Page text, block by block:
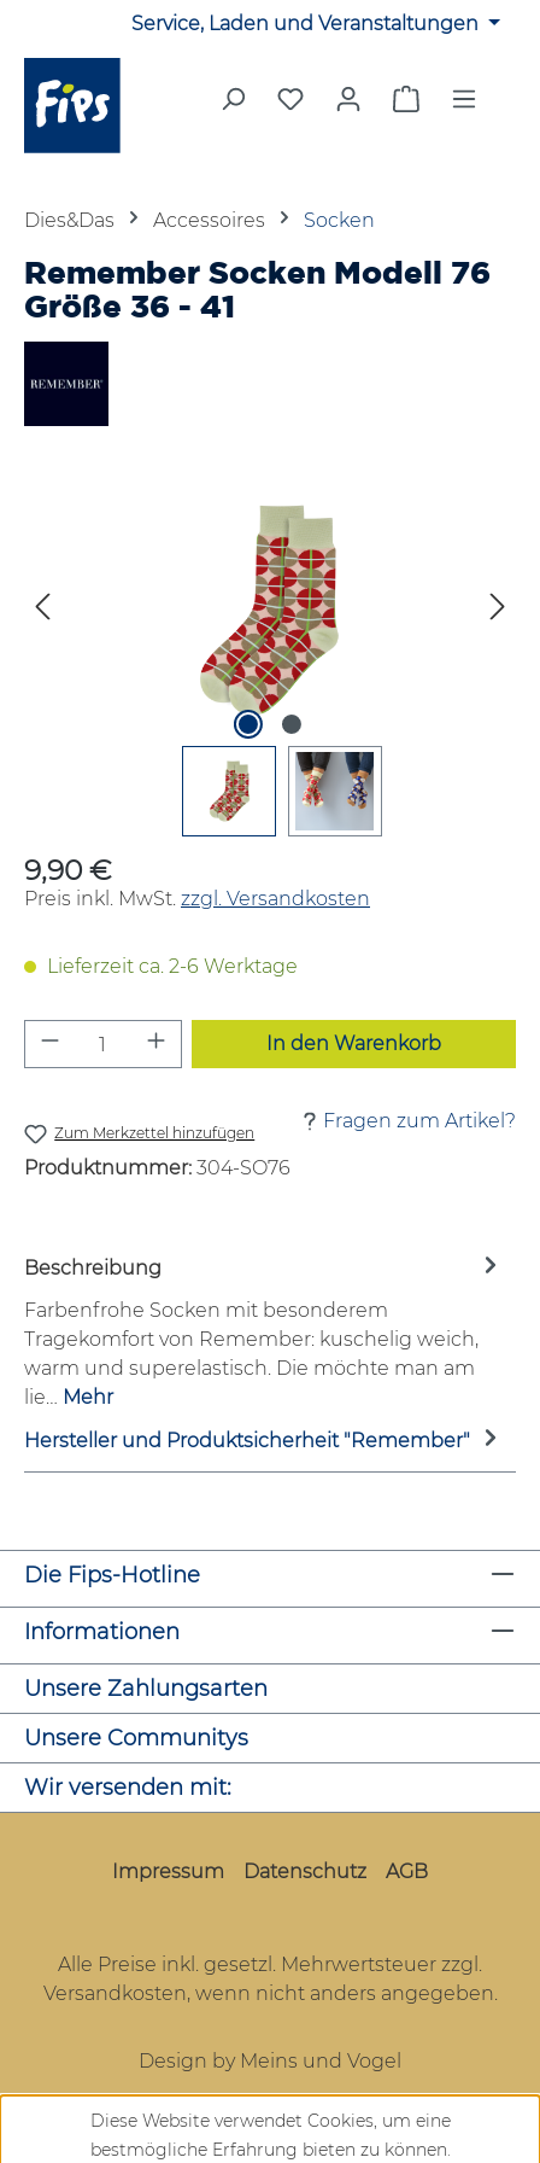
Zum Hauptinhalt springenService, Laden und Veranstaltungen
Du hast 0 Produkte auf
Warenkorb
Dies&Das Accessoires Socken
Remember Socken Modell 76
Größe 36 - 41
Regulärer Preis:
9,90 €
Preis inkl. MwSt. zzgl. Versandkosten
Lieferzeit ca. 2-6 Werktage
Produkt Anzahl: Gib den
In den Warenkorb
Zum Merkzettel hinzufügen
Fragen zum Artikel?
Produktnummer: 304-SO76
Beschreibung
Farbenfrohe Socken mit besonderem
Tragekomfort von Remember: kuschelig weich,
warm und superelastisch. Die möchte man am
lie… Mehr
Hersteller und Produktsicherheit "Remember"
Die Fips-Hotline
Informationen
Unsere Zahlungsarten
Unsere Communitys
Wir versenden mit:
Impressum Datenschutz AGB
Alle Preise inkl. gesetzl. Mehrwertsteuer zzgl.
Versandkosten, wenn nicht anders angegeben.
Design by Meins und Vogel
Diese Website verwendet Cookies, um eine
bestmögliche Erfahrung bieten zu können.